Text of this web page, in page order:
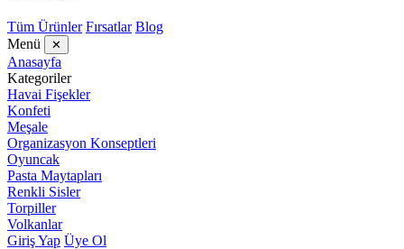
Tüm Ürünler Fırsatlar Blog
Menü
✕
Anasayfa
Kategoriler
Havai Fişekler
Konfeti
Meşale
Organizasyon Konseptleri
Oyuncak
Pasta Maytapları
Renkli Sisler
Torpiller
Volkanlar
Giriş Yap Üye Ol